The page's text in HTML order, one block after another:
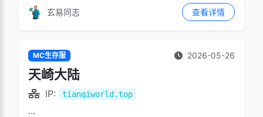
玄易同志 查看详情
MC生存服 2026-05-26
天崎大陆
IP: tianqiworld.top
...